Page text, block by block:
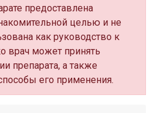
предоставлена
целью и не
как руководство к
врач может принять
препарата, а также
его применения.